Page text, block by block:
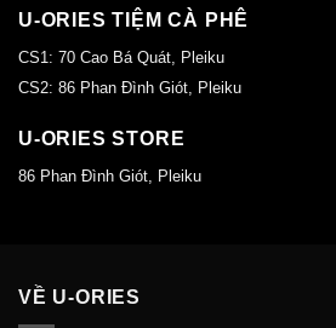
U-ORIES TIỆM CÀ PHÊ
CS1: 70 Cao Bá Quát, Pleiku
CS2: 86 Phan Đình Giót, Pleiku
U-ORIES STORE
86 Phan Đình Giót, Pleiku
VỀ U-ORIES